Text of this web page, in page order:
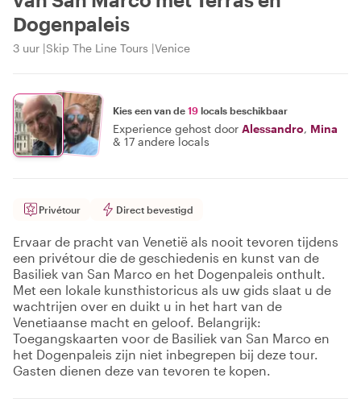
Dogenpaleis
3 uur Skip The Line Tours Venice
Kies een van de 19 locals beschikbaar
Experience gehost door Alessandro, Mina
& 17 andere locals
Privétour Direct bevestigd
Ervaar de pracht van Venetië als nooit tevoren tijdens
een privétour die de geschiedenis en kunst van de
Basiliek van San Marco en het Dogenpaleis onthult.
Met een lokale kunsthistoricus als uw gids slaat u de
wachtrijen over en duikt u in het hart van de
Venetiaanse macht en geloof. Belangrijk:
Toegangskaarten voor de Basiliek van San Marco en
het Dogenpaleis zijn niet inbegrepen bij deze tour.
Gasten dienen deze van tevoren te kopen.